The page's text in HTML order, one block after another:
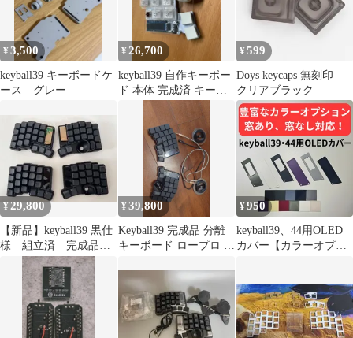
¥3,500
keyball39 キーボードケ
ース グレー
¥ 26,700
keyball39 自作キーボー
ド 本体 完成済 キーパ
¥599
Doys keycaps 無刻印
クリアブラック
¥29,800
【新品】keyball39 黒仕
様 組立済 完成品
TRRSメタルケーブル
¥39,800
Keyball39 完成品 分離
キーボード ロープロ テ
¥950
keyball39、44用OLED
カバー【カラーオプシ